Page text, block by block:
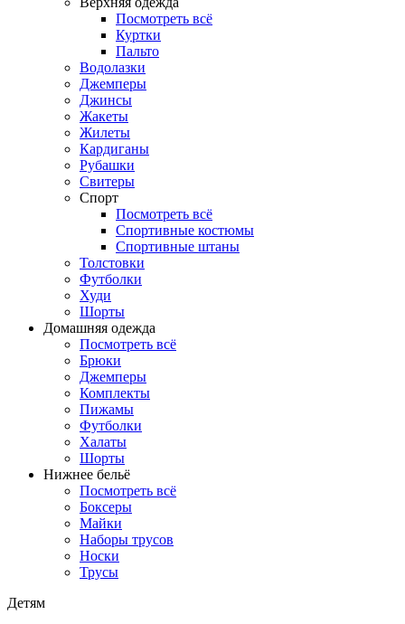
Посмотреть всё
Куртки
Пальто
Водолазки
Джемперы
Джинсы
Жакеты
Жилеты
Кардиганы
Рубашки
Свитеры
Спорт
Посмотреть всё
Спортивные костюмы
Спортивные штаны
Толстовки
Футболки
Худи
Шорты
Домашняя одежда
Посмотреть всё
Брюки
Джемперы
Комплекты
Пижамы
Футболки
Халаты
Шорты
Нижнее бельё
Посмотреть всё
Боксеры
Майки
Наборы трусов
Носки
Трусы
Детям